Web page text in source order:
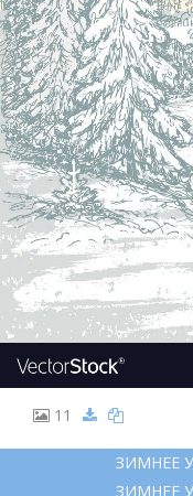
11
ЗИМНЕЕ
ЗИМНЕЕ